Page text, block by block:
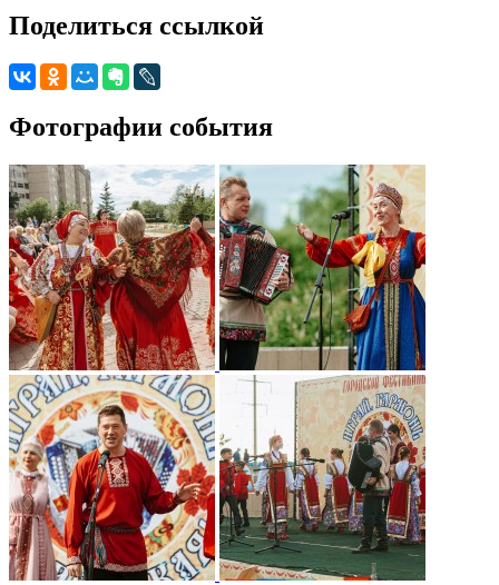
Поделиться ссылкой
Фотографии события